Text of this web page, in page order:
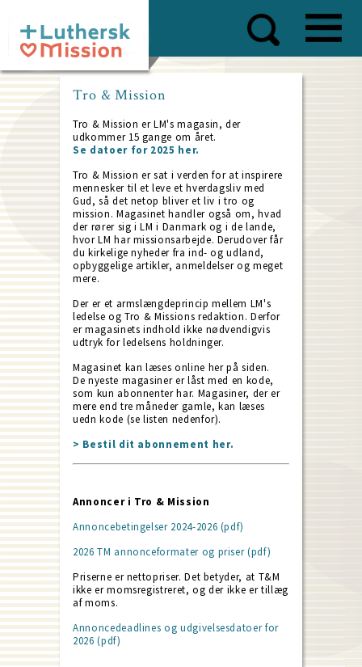
main
content
Tro & Mission
Tro & Mission er LM's magasin, der
udkommer 15 gange om året.
Se datoer for 2025 her.
Tro & Mission er sat i verden for at inspirere
mennesker til et leve et hverdagsliv med
Gud, så det netop bliver et liv i tro og
mission. Magasinet handler også om, hvad
der rører sig i LM i Danmark og i de lande,
hvor LM har missionsarbejde. Derudover får
du kirkelige nyheder fra ind- og udland,
opbyggelige artikler, anmeldelser og meget
mere.
Der er et armslængdeprincip mellem LM's
ledelse og Tro & Missions redaktion. Derfor
er magasinets indhold ikke nødvendigvis
udtryk for ledelsens holdninger.
Magasinet kan læses online her på siden.
De nyeste magasiner er låst med en kode,
som kun abonnenter har. Magasiner, der er
mere end tre måneder gamle, kan læses
uedn kode (se listen nedenfor).
> Bestil dit abonnement her.
Annoncer i Tro & Mission
Annoncebetingelser 2024-2026 (pdf)
2026 TM annonceformater og priser (pdf)
Priserne er nettopriser. Det betyder, at T&M
ikke er momsregistreret, og der ikke er tillæg
af moms.
Annoncedeadlines og udgivelsesdatoer for
2026 (pdf)